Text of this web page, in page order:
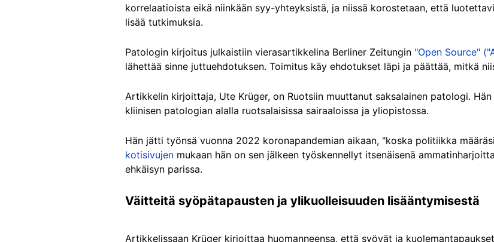
korrelaatioista eikä niinkään syy-yhteyksistä, ja niissä korostetaan, että
lisää tutkimuksia.
Patologin kirjoitus julkaistiin vierasartikkelina Berliner Zeitungin "Open Source"
lähettää sinne juttuehdotuksen. Toimitus käy ehdotukset läpi ja päättää, mitkä
Artikkelin kirjoittaja, Ute Krüger, on Ruotsiin muuttanut saksalainen patologi.
kliinisen patologian alalla ruotsalaisissa sairaaloissa ja yliopistossa.
Hän jätti työnsä vuonna 2022 koronapandemian aikaan, "koska politiikka
kotisivujen mukaan hän on sen jälkeen työskennellyt itsenäisenä
ehkäisyn parissa.
Väitteitä syöpätapausten ja ylikuolleisuuden lisääntymisestä
Artikkelissaan Krüger kirjoittaa huomanneensa, että syövät ja